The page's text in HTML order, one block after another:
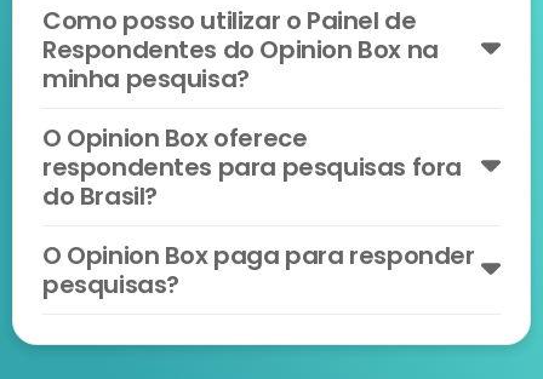
Como posso utilizar o Painel de
Respondentes do Opinion Box na
minha pesquisa?
O Opinion Box oferece
respondentes para pesquisas fora
do Brasil?
O Opinion Box paga para responder
pesquisas?